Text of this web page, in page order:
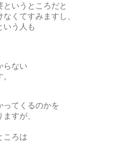
いうところだと
くてすみますし、
いう人も
らない
ってくるのかを
すが、
ころは